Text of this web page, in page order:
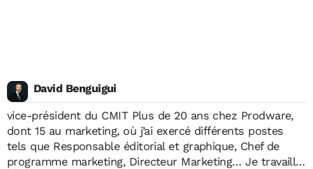
David Benguigui
vice-président du CMIT Plus de 20 ans chez Prodware,
dont 15 au marketing, où j’ai exercé différents postes
tels que Responsable éditorial et graphique, Chef de
programme marketing, Directeur Marketing… Je travaille